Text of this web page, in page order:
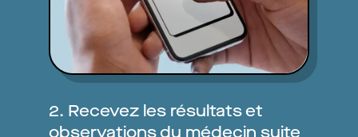
2. Recevez les résultats et
observations du médecin suite